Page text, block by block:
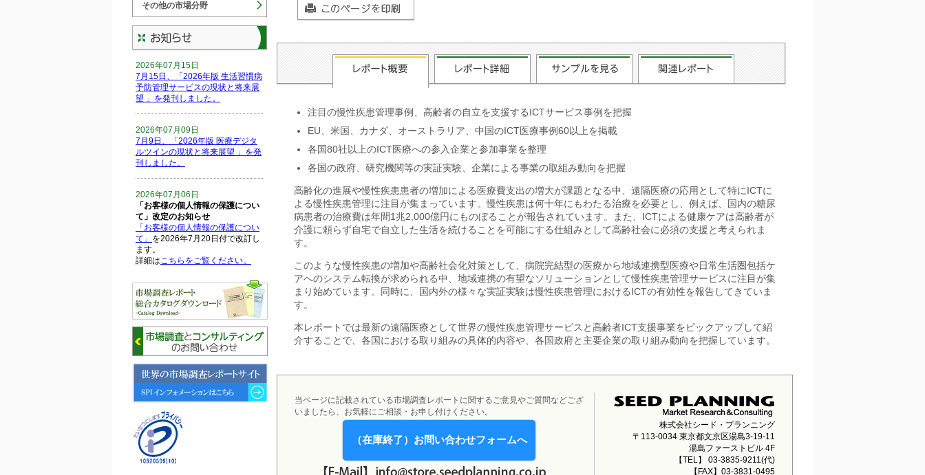
注目の慢性疾患管理事例、高齢者の自立を支援するICTサービス事例を把握
EU、米国、カナダ、オーストラリア、中国のICT医療事例60以上を掲載
各国80社以上のICT医療への参入企業と参加事業を整理
各国の政府、研究機関等の実証実験、企業による事業の取組み動向を把握
高齢化の進展や慢性疾患患者の増加による医療費支出の増大が課題となる中、遠隔医療の応用として特にICTに
よる慢性疾患管理に注目が集まっています。慢性疾患は何十年にもわたる治療を必要とし、例えば、国内の糖尿
病患者の治療費は年間1兆2,000億円にものぼることが報告されています。また、ICTによる健康ケアは高齢者が
介護に頼らず自宅で自立した生活を続けることを可能にする仕組みとして高齢社会に必須の支援と考えられま
す。
このような慢性疾患の増加や高齢社会化対策として、病院完結型の医療から地域連携型医療や日常生活圏包括ケ
アへのシステム転換が求められる中、地域連携の有望なソリューションとして慢性疾患管理サービスに注目が集
まり始めています。同時に、国内外の様々な実証実験は慢性疾患管理におけるICTの有効性を報告してきていま
す。
本レポートでは最新の遠隔医療として世界の慢性疾患管理サービスと高齢者ICT支援事業をピックアップして紹
介することで、各国における取り組みの具体的内容や、各国政府と主要企業の取り組み動向を把握しています。
当ページに記載されている市場調査レポートに関するご意見やご質問などござ
いましたら、お気軽にご相談・お申し付けください。
（在庫終了）お問い合わせフォームへ
株式会社シード・プランニング
〒113-0034 東京都文京区湯島3-19-11
湯島ファーストビル 4F
【TEL】 03-3835-9211(代)
【FAX】03-3831-0495
その他の市場分野
2026年07月15日
7月15日、「2026年版 生活習慣病
予防管理サービスの現状と将来展
望 」を発刊しました。
2026年07月09日
7月9日、「2026年版 医療デジタ
ルツインの現状と将来展望 」を発
刊しました。
2026年07月06日
「お客様の個人情報の保護につい
て」改定のお知らせ
「お客様の個人情報の保護につい
て」 を2026年7月20日付で改訂し
ます。
詳細はこちらをご覧ください。
2026年06月15日
6月15日、「中国の医療保険医薬
品リスト 」を発刊しました。
2026年06月01日
6月1日、「2026-27年版 5G SA、
6GにおけるIoT／サービス市場の
動向 」を発刊しました。
2026年04月30日
4月30日、「2026年版 オンライン
診療サービスの現状と将来展望 」
を発刊しました。